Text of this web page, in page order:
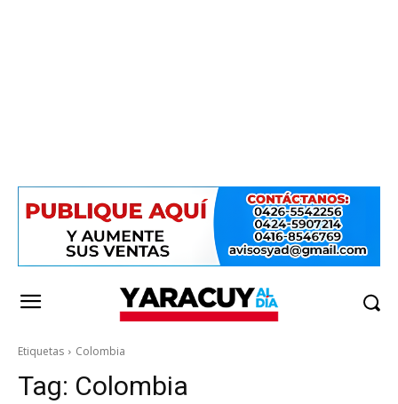
Etiquetas Colombia
Tag: Colombia